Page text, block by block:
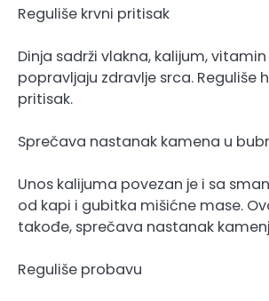
Reguliše krvni pritisak
Dinja sadrži vlakna, kalijum, vitamin
popravljaju zdravlje srca. Reguliše
pritisak.
Sprečava nastanak kamena u
Unos kalijuma povezan je i sa
od kapi i gubitka mišićne mase.
takođe, sprečava nastanak
Reguliše probavu